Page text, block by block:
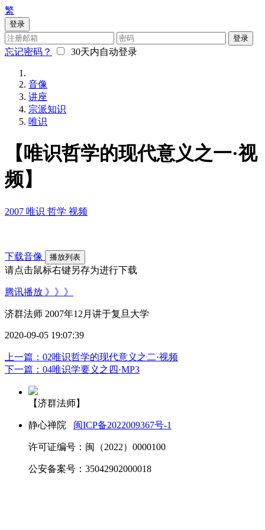
繁
登录
登录
忘记密码？ 30天内自动登录
音像
讲座
宗派知识
唯识
【唯识哲学的现代意义之一·视
频】
2007 唯识 哲学 视频
下载音像 播放列表
请点击鼠标右键另存为进行下载
腾讯播放 》》》
济群法师 2007年12月讲于复旦大学
2020-09-05 19:07:39
上一篇：02唯识哲学的现代意义之二·视频
下一篇：04唯识学要义之四·MP3
【济群法师】
静心禅院 闽ICP备2022009367号-1
许可证编号：闽（2022）0000100
公安备案号：35042902000018